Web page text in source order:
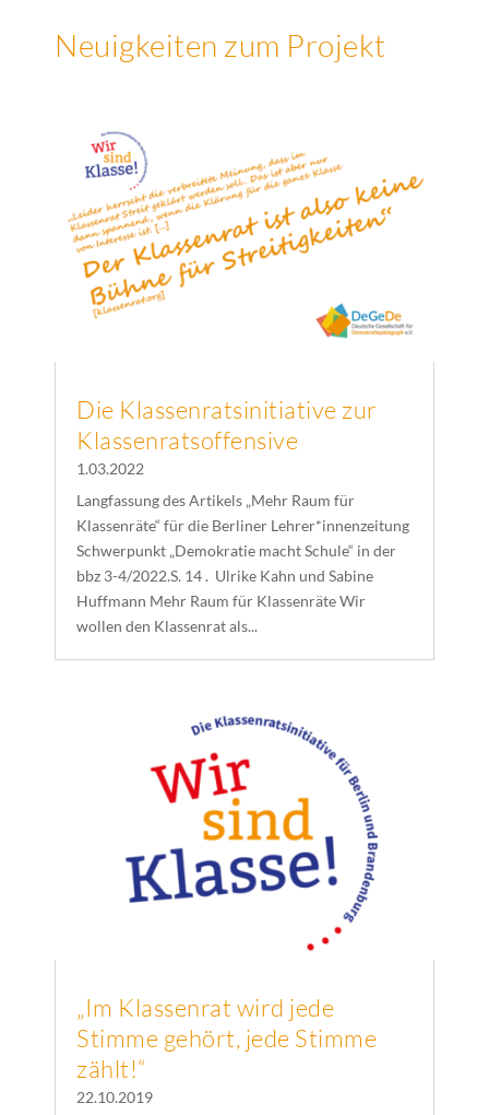
Neuigkeiten zum Projekt
Die Klassenratsinitiative zur
Klassenratsoffensive
1.03.2022
Langfassung des Artikels „Mehr Raum für
Klassenräte“ für die Berliner Lehrer*innenzeitung
Schwerpunkt „Demokratie macht Schule“ in der
bbz 3-4/2022.S. 14 . Ulrike Kahn und Sabine
Huffmann Mehr Raum für Klassenräte Wir
wollen den Klassenrat als...
„Im Klassenrat wird jede
Stimme gehört, jede Stimme
zählt!“
22.10.2019